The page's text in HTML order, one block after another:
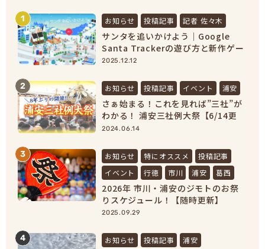
1 お知らせ 投稿記事 記者 佐々木
サンタを追いかけよう｜Google
Santa Trackerの遊び方と新作ゲー
ムまとめ【2025最新】
2025.12.12
2 お知らせ 投稿記事 イベント 浦安
さぁ始まる！これを見れば”三社”が
わかる！ 浦安三社例大祭【6/14更
新】
2024.06.14
3 お知らせ 特にオススメ
投稿記事
イベント
行徳 市川 浦安 葛西
2026年 市川・浦安のジモトのお祭
りスケジュール！【随時更新】
2025.09.29
4 お知らせ 投稿記事
浦安